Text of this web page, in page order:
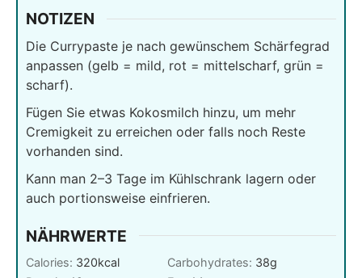
NOTIZEN
Die Currypaste je nach gewünschem Schärfegrad
anpassen (gelb = mild, rot = mittelscharf, grün =
scharf).
Fügen Sie etwas Kokosmilch hinzu, um mehr
Cremigkeit zu erreichen oder falls noch Reste
vorhanden sind.
Kann man 2–3 Tage im Kühlschrank lagern oder
auch portionsweise einfrieren.
NÄHRWERTE
Calories: 320kcal Carbohydrates: 38g